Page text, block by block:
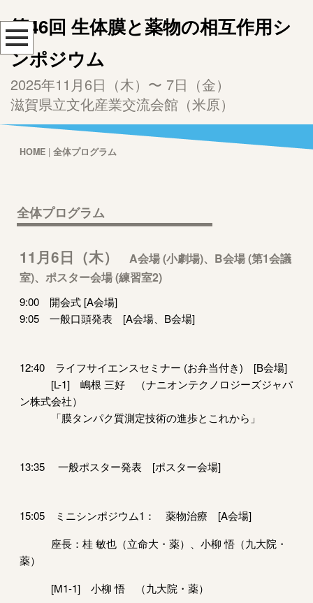
第46回 生体膜と薬物の相互作用シ
ンポジウム
2025年11月6日（木）〜 7日（金）
滋賀県立文化産業交流会館（米原）
HOME |全体プログラム
全体プログラム
11月6日（木）
A会場 (小劇場)、B会場 (第1会議
室)、ポスター会場 (練習室2)
9:00 開会式 [A会場]
9:05 一般口頭発表 [A会場、B会場]
12:40 ライフサイエンスセミナー (お弁当付き) [B会場]
[L-1] 嶋根 三好 （ナニオンテクノロジーズジャパ
ン株式会社）
「膜タンパク質測定技術の進歩とこれから」
13:35 一般ポスター発表 [ポスター会場]
15:05 ミニシンポジウム1： 薬物治療 [A会場]
座長：桂 敏也（立命大・薬）、小柳 悟（九大院・
薬）
[M1-1] 小柳 悟 （九大院・薬）